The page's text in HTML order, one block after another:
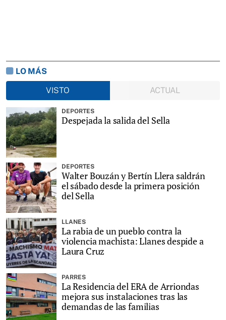
LO MÁS
VISTO
ACTUAL
DEPORTES
Despejada la salida del Sella
DEPORTES
Walter Bouzán y Bertín Llera saldrán
el sábado desde la primera posición
del Sella
LLANES
La rabia de un pueblo contra la
violencia machista: Llanes despide a
Laura Cruz
PARRES
La Residencia del ERA de Arriondas
mejora sus instalaciones tras las
demandas de las familias